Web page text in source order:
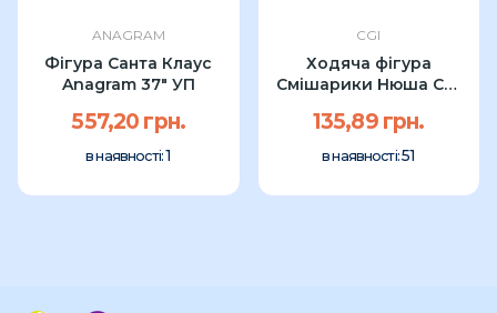
ANAGRAM
Фігура Санта Клаус
Anagram 37" УП
557,20 грн.
в наявності:1
CGI
Ходяча фігура
Смішарики Нюша CGI
135,89 грн.
в наявності:51